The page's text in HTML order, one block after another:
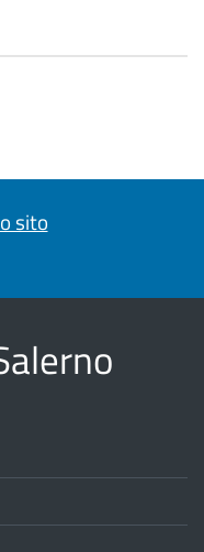
sito